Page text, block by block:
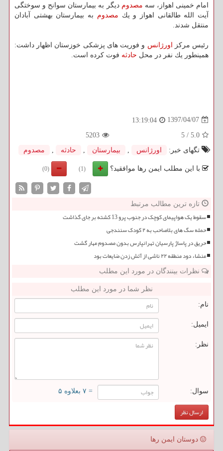
امام خمینی اهواز، سه مصدوم دیگر به بیمارستان سوانح و سوختگی
آیت الله طالقانی اهواز و یك مصدوم به بیمارستان بهشتی آبادان
منتقل شدند.
رئیس مركز اورژانس و فوریت های پزشكی خوزستان اظهار داشت:
همینطور یك نفر در محل حادثه فوت كرده است.
1397/04/07
13:19:04
5.0
/
5
5203
تگهای خبر:
اورژانس , بیمارستان , حادثه , مصدوم
با این مطلب ایمن رها موافقید؟ (1)
(0)
تازه ترین مطالب مرتبط
سقوط یک هواپیمای کوچک در جنوب پرو 13 کشته بر جای گذاشت
حمله سگ های بلاصاحب به ۲ کودک سنندجی
حریق در پاساژ پارسیان تهرانپارس بدون مصدوم مهار گشت
منشاء دود منطقه ۲۲ ناشی از آتش زدن ضایعات بود
نظرات بینندگان در مورد این مطلب
نظر شما در مورد این مطلب
نام:
ایمیل:
نظر:
سوال: = ۷ بعلاوه ۵
دوستان ایمن رها